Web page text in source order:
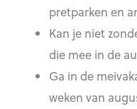
pretparken en
Kan je niet
die mee in de
Ga in de
weken van